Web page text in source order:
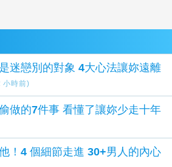
迷戀別的對象 4大心法讓妳遠離
小時前)
做的7件事 看懂了讓妳少走十年
！4 個細節走進 30+男人的內心